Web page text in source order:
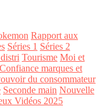
Rapport aux
Séries 1 Séries 2
Tourisme Moi et
Confiance marques et
du consommateur
Seconde main Nouvelle
Vidéos 2025